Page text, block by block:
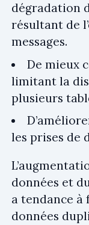
dégradation
résultant de
messages.
De mieux
limitant la
plusieurs
les prises de
données et
a tendance
données